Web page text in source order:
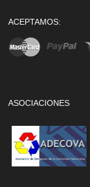
ACEPTAMOS:
ASOCIACIONES